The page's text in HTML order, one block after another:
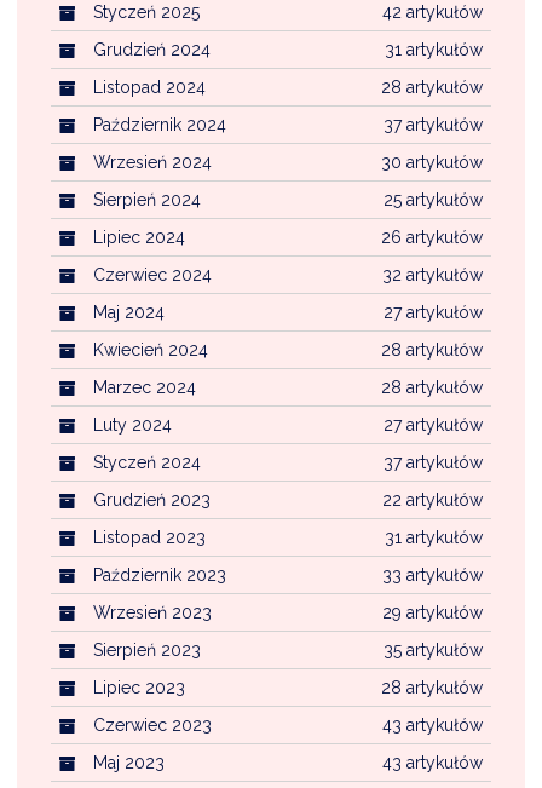
42 artykułów
Styczeń 2025
31 artykułów
Grudzień 2024
28 artykułów
Listopad 2024
37 artykułów
Październik 2024
30 artykułów
Wrzesień 2024
25 artykułów
Sierpień 2024
26 artykułów
Lipiec 2024
32 artykułów
Czerwiec 2024
27 artykułów
Maj 2024
28 artykułów
Kwiecień 2024
28 artykułów
Marzec 2024
27 artykułów
Luty 2024
37 artykułów
Styczeń 2024
22 artykułów
Grudzień 2023
31 artykułów
Listopad 2023
33 artykułów
Październik 2023
29 artykułów
Wrzesień 2023
35 artykułów
Sierpień 2023
28 artykułów
Lipiec 2023
43 artykułów
Czerwiec 2023
43 artykułów
Maj 2023